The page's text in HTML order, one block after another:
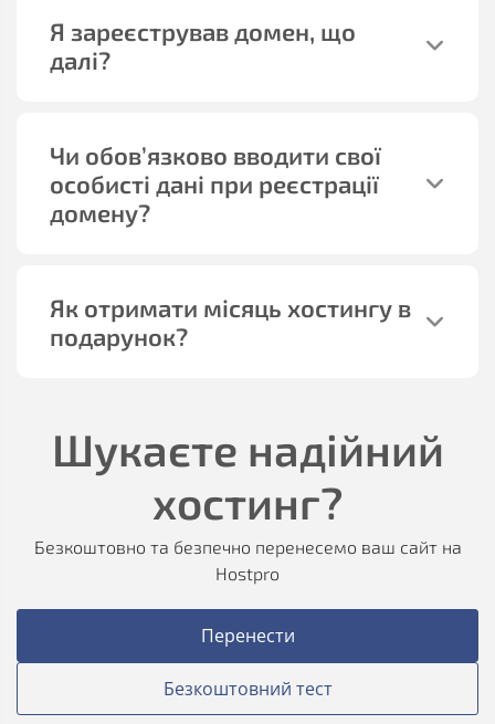
Я зареєстрував домен, що
далі?
Чи обов’язково вводити свої
особисті дані при реєстрації
домену?
Як отримати місяць хостингу в
подарунок?
Шукаєте надійний
хостинг?
Безкоштовно та безпечно перенесемо ваш сайт на
Hostpro
Перенести
Безкоштовний тест